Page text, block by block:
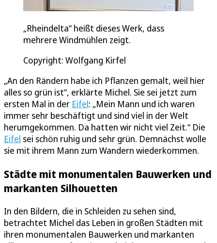
„Rheindelta“ heißt dieses Werk, dass
mehrere Windmühlen zeigt.
Copyright: Wolfgang Kirfel
„An den Rändern habe ich Pflanzen gemalt, weil hier
alles so grün ist“, erklärte Michel. Sie sei jetzt zum
ersten Mal in der Eifel: „Mein Mann und ich waren
immer sehr beschäftigt und sind viel in der Welt
herumgekommen. Da hatten wir nicht viel Zeit.“ Die
Eifel sei schön ruhig und sehr grün. Demnächst wolle
sie mit ihrem Mann zum Wandern wiederkommen.
Städte mit monumentalen Bauwerken und
markanten Silhouetten
In den Bildern, die in Schleiden zu sehen sind,
betrachtet Michel das Leben in großen Städten mit
ihren monumentalen Bauwerken und markanten